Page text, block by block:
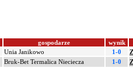
gospodarze
wynik
Unia Janikowo 1-0
Bruk-Bet Termalica Nieciecza 1-0